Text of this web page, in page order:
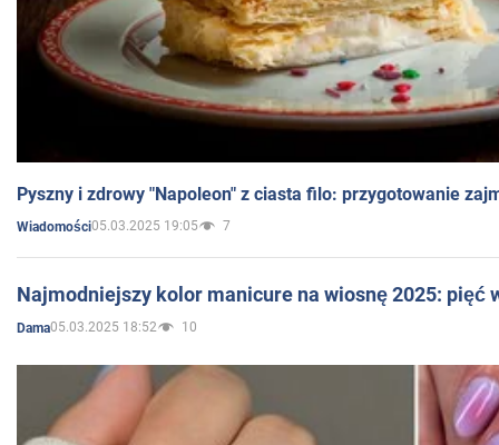
Pyszny i zdrowy "Napoleon" z ciasta filo: przygotowanie
Wiadomości05.03.2025 19:05 7
Najmodniejszy kolor manicure na wiosnę 2025: pięć
Dama05.03.2025 18:52 10